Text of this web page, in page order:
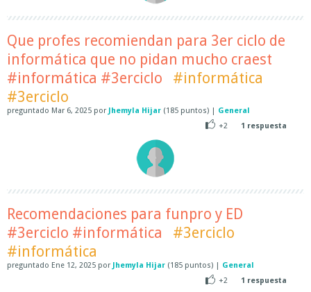
Que profes recomiendan para 3er ciclo de
informática que no pidan mucho craest
#informática #3erciclo
#informática
#3erciclo
preguntado Mar 6, 2025 por Jhemyla Hijar (185 puntos) | General
+2
1 respuesta
Recomendaciones para funpro y ED
#3erciclo #informática
#3erciclo
#informática
preguntado Ene 12, 2025 por Jhemyla Hijar (185 puntos) | General
+2
1 respuesta